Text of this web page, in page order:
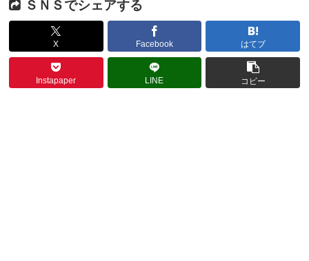
ＳＮＳでシェアする
X Facebook はてブ
Instapaper LINE コピー